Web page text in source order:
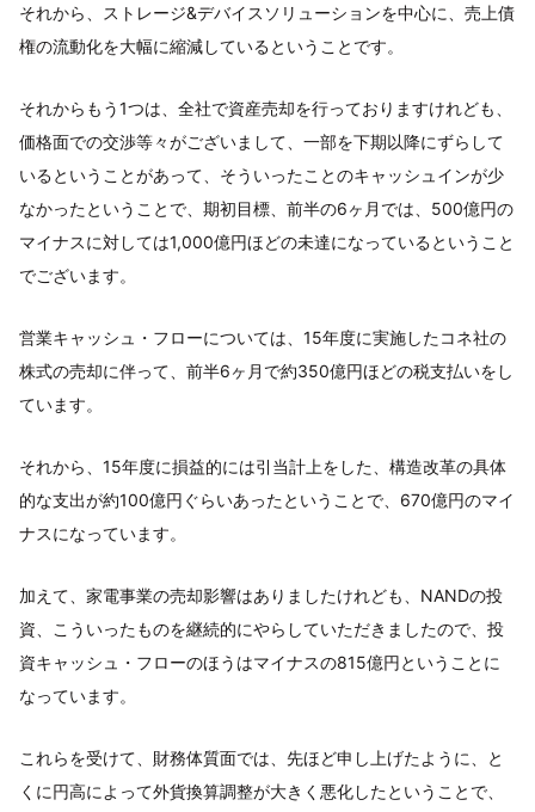
それから、ストレージ&デバイスソリューションを中心に、売上債
権の流動化を大幅に縮減しているということです。
それからもう1つは、全社で資産売却を行っておりますけれども、
価格面での交渉等々がございまして、一部を下期以降にずらして
いるということがあって、そういったことのキャッシュインが少
なかったということで、期初目標、前半の6ヶ月では、500億円の
マイナスに対しては1,000億円ほどの未達になっているということ
でございます。
営業キャッシュ・フローについては、15年度に実施したコネ社の
株式の売却に伴って、前半6ヶ月で約350億円ほどの税支払いをし
ています。
それから、15年度に損益的には引当計上をした、構造改革の具体
的な支出が約100億円ぐらいあったということで、670億円のマイ
ナスになっています。
加えて、家電事業の売却影響はありましたけれども、NANDの投
資、こういったものを継続的にやらしていただきましたので、投
資キャッシュ・フローのほうはマイナスの815億円ということに
なっています。
これらを受けて、財務体質面では、先ほど申し上げたように、と
くに円高によって外貨換算調整が大きく悪化したということで、